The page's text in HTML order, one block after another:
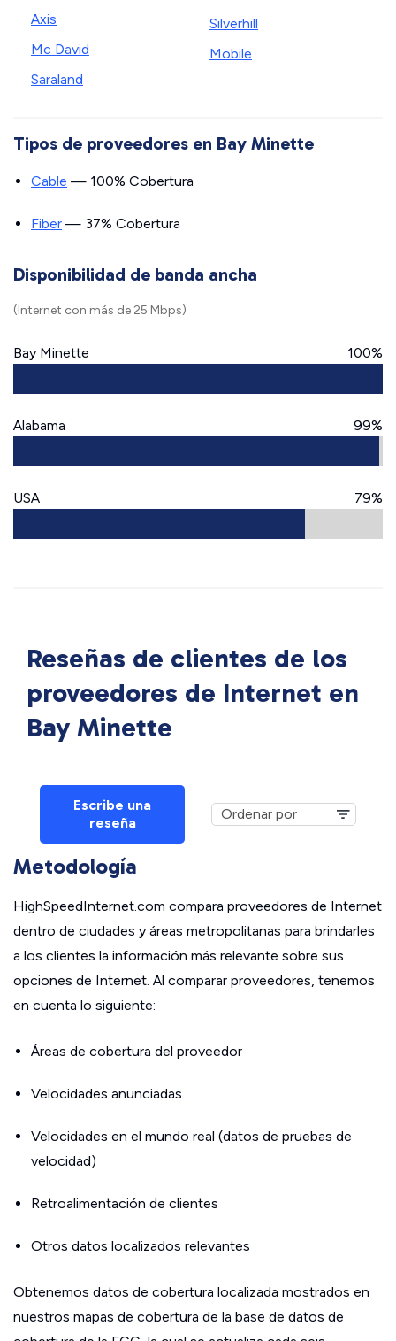
Axis
Mc David
Saraland
Silverhill
Mobile
Tipos de proveedores en Bay Minette
Cable — 100% Cobertura
Fiber — 37% Cobertura
Disponibilidad de banda ancha
(Internet con más de 25 Mbps)
Bay Minette 100%
Alabama 99%
USA 79%
Reseñas de clientes de los
proveedores de Internet en
Bay Minette
Escribe una
reseña
Metodología
HighSpeedInternet.com compara proveedores de Internet
dentro de ciudades y áreas metropolitanas para brindarles
a los clientes la información más relevante sobre sus
opciones de Internet. Al comparar proveedores, tenemos
en cuenta lo siguiente:
Áreas de cobertura del proveedor
Velocidades anunciadas
Velocidades en el mundo real (datos de pruebas de
velocidad)
Retroalimentación de clientes
Otros datos localizados relevantes
Obtenemos datos de cobertura localizada mostrados en
nuestros mapas de cobertura de la base de datos de